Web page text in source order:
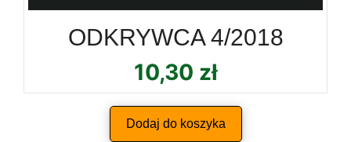
ODKRYWCA 4/2018
10,30 zł
Dodaj do koszyka